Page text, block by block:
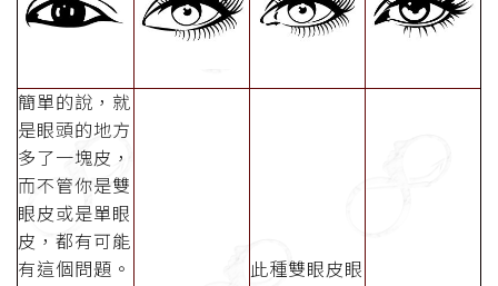
簡單的說，就
是眼頭的地方
多了一塊皮，
而不管你是雙
眼皮或是單眼
皮，都有可能
有這個問題。
此種雙眼皮眼